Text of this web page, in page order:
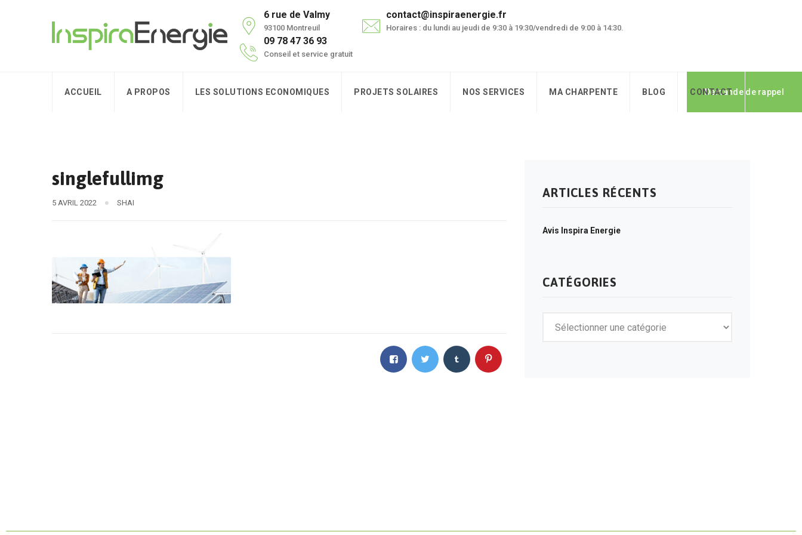
6 rue de Valmy
93100 Montreuil
contact@inspiraenergie.fr
Horaires : du lundi au jeudi de 9:30 à 19:30/vendredi de 9:00 à 14:30.
09 78 47 36 93
Conseil et service gratuit
ACCUEIL A PROPOS LES SOLUTIONS ECONOMIQUES PROJETS SOLAIRES NOS SERVICES MA CHARPENTE BLOG CONTACT
Demande de rappel
singlefullimg
5 AVRIL 2022 SHAI
ARTICLES RÉCENTS
Avis Inspira Energie
CATÉGORIES